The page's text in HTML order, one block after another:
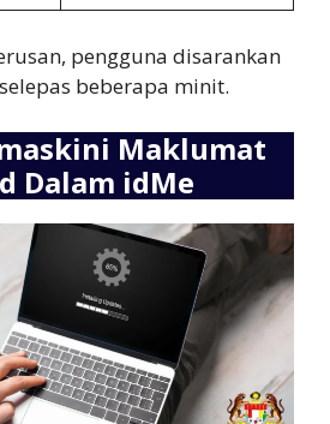
pengguna disarankan
beberapa minit.
Maklumat
Dalam idMe